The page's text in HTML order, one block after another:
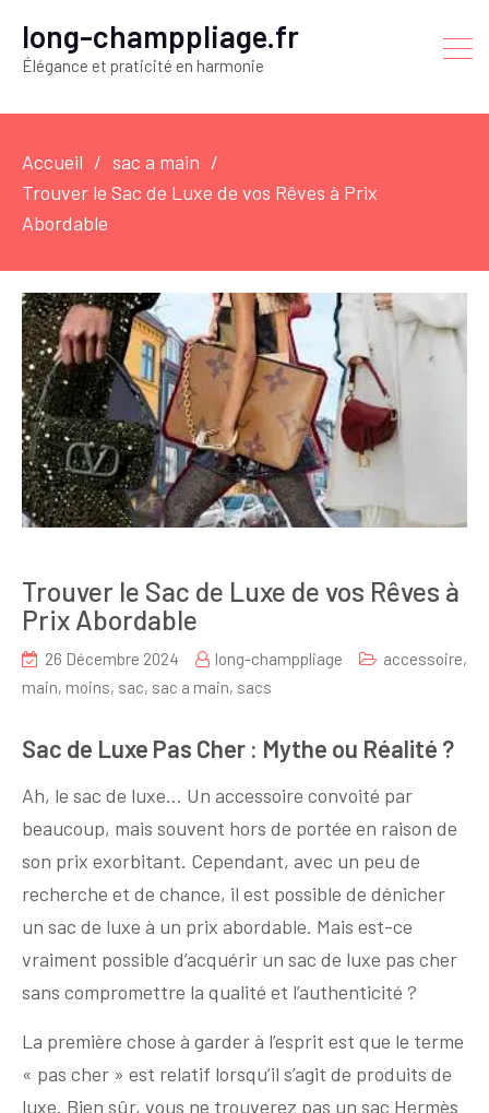
long-champpliage.fr
Élégance et praticité en harmonie
Accueil
sac a main
Trouver le Sac de Luxe de vos Rêves à Prix
Abordable
Trouver le Sac de Luxe de vos Rêves à
Prix Abordable
26 Décembre 2024 long-champpliage accessoire,
main, moins, sac, sac a main, sacs
Sac de Luxe Pas Cher : Mythe ou Réalité ?
Ah, le sac de luxe… Un accessoire convoité par
beaucoup, mais souvent hors de portée en raison de
son prix exorbitant. Cependant, avec un peu de
recherche et de chance, il est possible de dénicher
un sac de luxe à un prix abordable. Mais est-ce
vraiment possible d’acquérir un sac de luxe pas cher
sans compromettre la qualité et l’authenticité ?
La première chose à garder à l’esprit est que le terme
« pas cher » est relatif lorsqu’il s’agit de produits de
luxe. Bien sûr, vous ne trouverez pas un sac Hermès